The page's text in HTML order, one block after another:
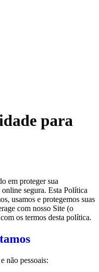
para
em proteger sua
segura. Esta Política
usamos e protegemos suas
com nosso Site (o
os termos desta política.
não pessoais: